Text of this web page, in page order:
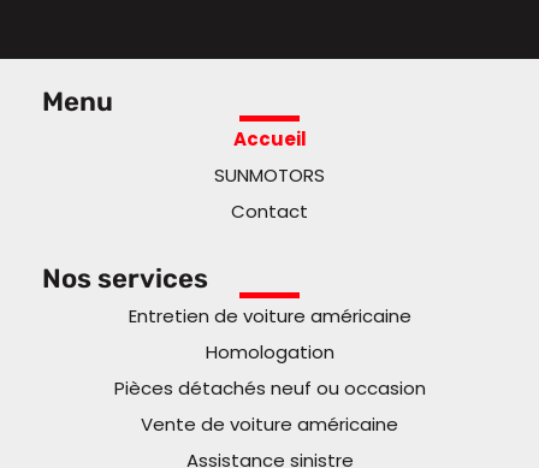
Menu
Accueil
SUNMOTORS
Contact
Nos services
Entretien de voiture américaine
Homologation
Pièces détachés neuf ou occasion
Vente de voiture américaine
Assistance sinistre